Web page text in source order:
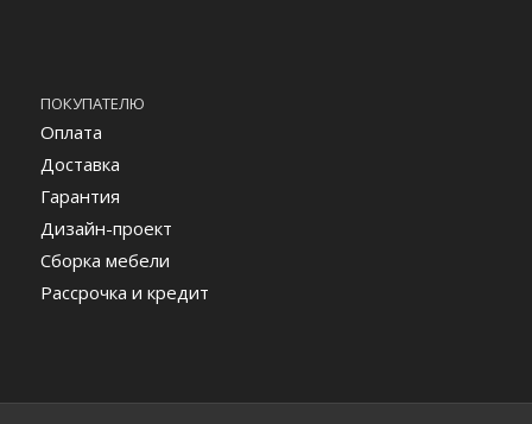
ПОКУПАТЕЛЮ
Оплата
Доставка
Гарантия
Дизайн-проект
Сборка мебели
Рассрочка и кредит